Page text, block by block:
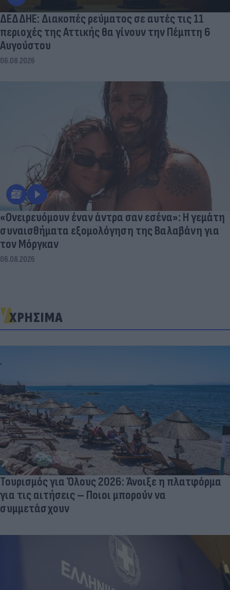
ΔΕΔΔΗΕ: Διακοπές ρεύματος σε αυτές τις 11
περιοχές της Αττικής θα γίνουν την Πέμπτη 6
Αυγούστου
06.08.2026
«Ονειρευόμουν έναν άντρα σαν εσένα»: Η γεμάτη
συναισθήματα εξομολόγηση της Βαλαβάνη για
τον Μόργκαν
06.08.2026
ΧΡΗΣΙΜΑ
Τουρισμός για Όλους 2026: Άνοιξε η πλατφόρμα
για τις αιτήσεις – Ποιοι μπορούν να
συμμετάσχουν